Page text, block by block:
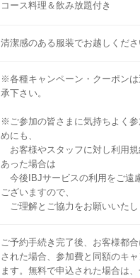
コース料理＆飲み放題付き
清潔感のある服装でお越しくださ
※各種キャンペーン・クーポンは
承下さい。
※ご参加の皆さまに気持ちよく
めにも、
お客様やスタッフに対し利用
あった場合は
今後IBJサービスの利用をご遠
ございますので、
ご理解とご協力をお願いいたし
ご予約手続き完了後、お客様都
された場合、参加費と同額のキ
ます。無料で申込された場合は